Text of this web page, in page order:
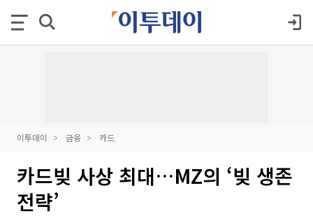
이투데이 금융 카드
카드빚 사상 최대…MZ의 ‘빚 생존
전략’